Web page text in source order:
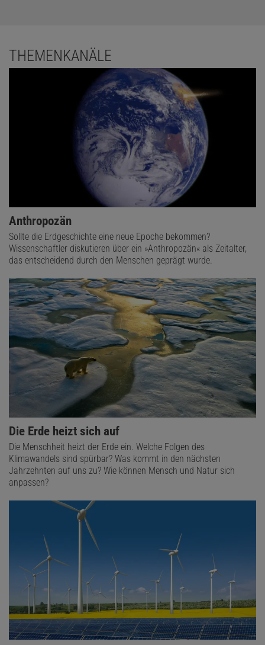
THEMENKANÄLE
Anthropozän
Sollte die Erdgeschichte eine neue Epoche bekommen?
Wissenschaftler diskutieren über ein »Anthropozän« als Zeitalter,
das entscheidend durch den Menschen geprägt wurde.
Die Erde heizt sich auf
Die Menschheit heizt der Erde ein. Welche Folgen des
Klimawandels sind spürbar? Was kommt in den nächsten
Jahrzehnten auf uns zu? Wie können Mensch und Natur sich
anpassen?